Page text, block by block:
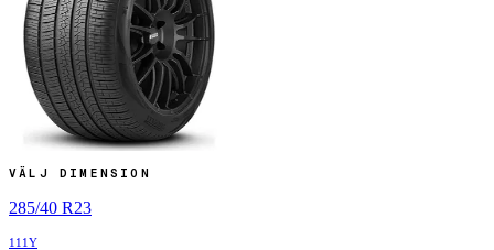
VÄLJ DIMENSION
285/40 R23
111Y